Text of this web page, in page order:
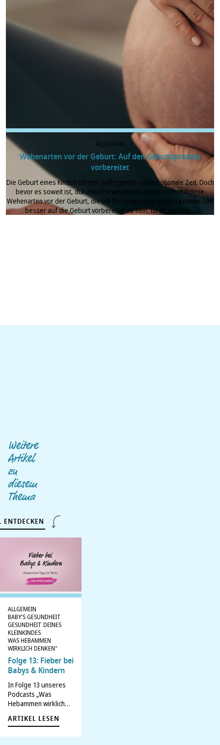
ALLGEMEIN
Wehenarten vor der Geburt: Auf den Geburtsprozess
vorbereitet
Die Geburt eines Kindes ist eine aufregende und emotionale Zeit. Doch
bevor es soweit ist, durchlaufen werdende Mütter verschiedene
Wehenarten vor der Geburt, die oft für Verwirrung sorgen können. Um
besser auf die Geburt vorbereitet zu sein, ist es wichtig,…
Weitere
Artikel
zu
diesem
Thema
ALLGEMEIN
BABY'S GESUNDHEIT
GESUNDHEIT DEINES
KLEINKINDES
WAS HEBAMMEN
WIRKLICH DENKEN"
Folge 13: Fieber bei
Babys & Kindern
In Folge 13 unseres
Podcasts „Was
Hebammen wirklich
Catherine mit
ARTIKEL LESEN